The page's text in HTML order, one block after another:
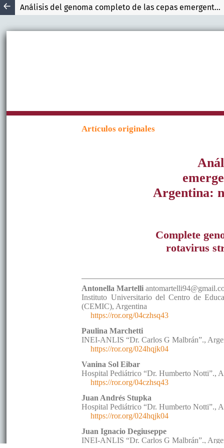
Análisis del genoma completo de las cepas emergentes de rotavirus G9P[4] y G8P[8] en Argentina: nueva introducción vs. reordenante de cepas locales